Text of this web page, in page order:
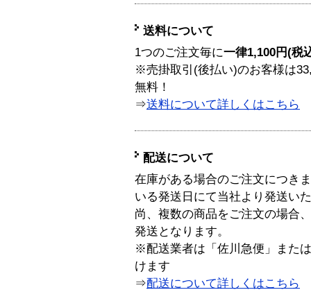
送料について
1つのご注文毎に一律1,100円(税
※売掛取引(後払い)のお客様は
無料！
⇒送料について詳しくはこちら
配送について
在庫がある場合のご注文につき
いる発送日にて当社より発送い
尚、複数の商品をご注文の場合
発送となります。
※配送業者は「佐川急便」また
けます
⇒配送について詳しくはこちら